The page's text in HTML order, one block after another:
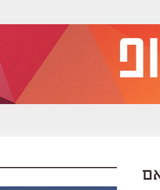
ב-2020: האם